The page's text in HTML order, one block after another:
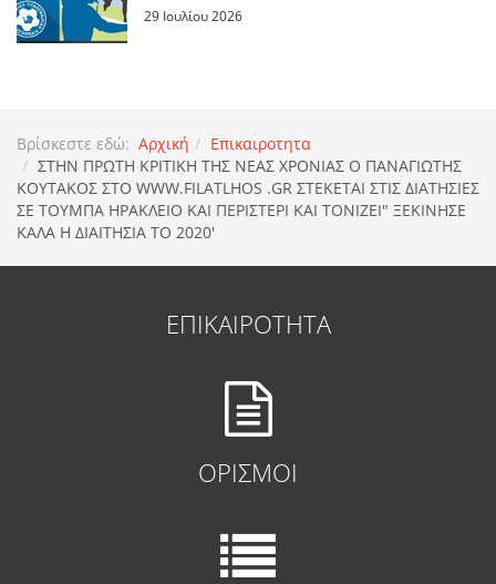
29 Ιουλίου 2026
Βρίσκεστε εδώ: Αρχική
Επικαιροτητα
ΣΤΗΝ ΠΡΩΤΗ ΚΡΙΤΙΚΗ ΤΗΣ ΝΕΑΣ ΧΡΟΝΙΑΣ Ο ΠΑΝΑΓΙΩΤΗΣ
ΚΟΥΤΑΚΟΣ ΣΤΟ WWW.FILATLHOS .GR ΣΤΕΚΕΤΑΙ ΣΤΙΣ ΔΙΑΤΗΣΙΕΣ
ΣΕ ΤΟΥΜΠΑ ΗΡΑΚΛΕΙΟ ΚΑΙ ΠΕΡΙΣΤΕΡΙ ΚΑΙ ΤΟΝΙΖΕΙ" ΞΕΚΙΝΗΣΕ
ΚΑΛΑ Η ΔΙΑΙΤΗΣΙΑ ΤΟ 2020'
ΕΠΙΚΑΙΡΟΤΗΤΑ
ΟΡΙΣΜΟΙ